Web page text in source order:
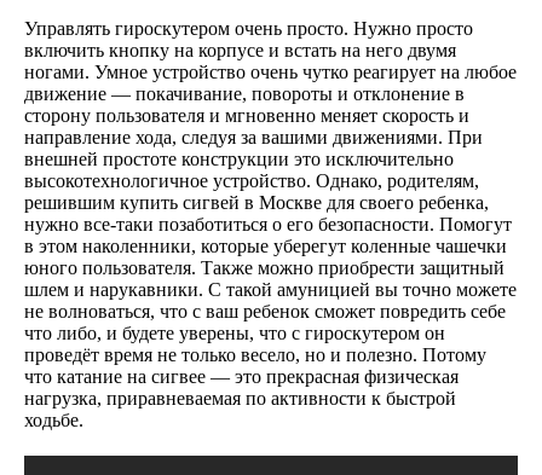
Управлять гироскутером очень просто. Нужно просто
включить кнопку на корпусе и встать на него двумя
ногами. Умное устройство очень чутко реагирует на любое
движение — покачивание, повороты и отклонение в
сторону пользователя и мгновенно меняет скорость и
направление хода, следуя за вашими движениями. При
внешней простоте конструкции это исключительно
высокотехнологичное устройство. Однако, родителям,
решившим купить сигвей в Москве для своего ребенка,
нужно все-таки позаботиться о его безопасности. Помогут
в этом наколенники, которые уберегут коленные чашечки
юного пользователя. Также можно приобрести защитный
шлем и нарукавники. С такой амуницией вы точно можете
не волноваться, что с ваш ребенок сможет повредить себе
что либо, и будете уверены, что с гироскутером он
проведёт время не только весело, но и полезно. Потому
что катание на сигвее — это прекрасная физическая
нагрузка, приравневаемая по активности к быстрой
ходьбе.